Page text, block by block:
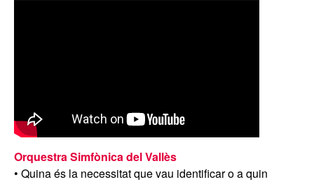
Orquestra Simfònica del Vallès
• Quina és la necessitat que vau identificar o a quin